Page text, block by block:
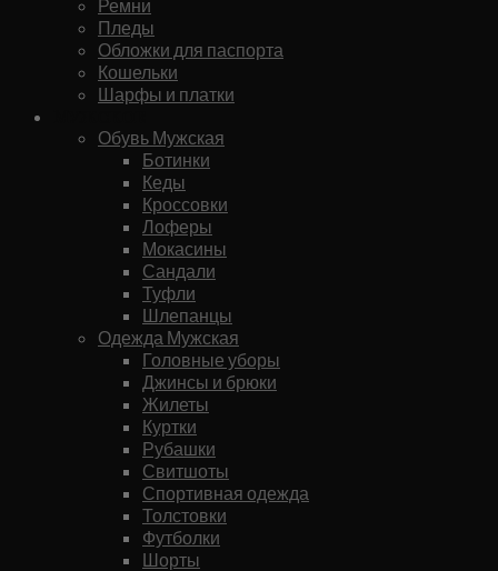
Ремни
Пледы
Обложки для паспорта
Кошельки
Шарфы и платки
Обувь Мужская
Ботинки
Кеды
Кроссовки
Лоферы
Мокасины
Сандали
Туфли
Шлепанцы
Одежда Мужская
Головные уборы
Джинсы и брюки
Жилеты
Куртки
Рубашки
Свитшоты
Спортивная одежда
Толстовки
Футболки
Шорты